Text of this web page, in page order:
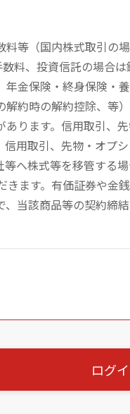
等（国内株式取引の
料、投資信託の場合
金保険・終身保険・
約時の解約控除、等
ります。信用取引、
用取引、先物・オプ
へ株式等を移管する
ます。有価証券や金
当該商品等の契約締
ログ